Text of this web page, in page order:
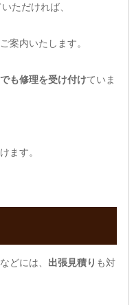
ただければ、
案内いたします。
も修理を受け付けていま
ます。
どには、 出張見積り も対